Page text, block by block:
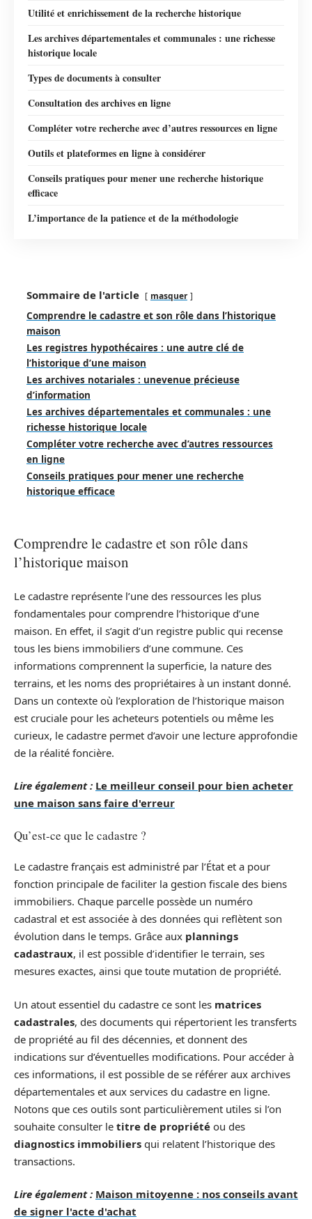
Utilité et enrichissement de la recherche historique
Les archives départementales et communales : une richesse
historique locale
Types de documents à consulter
Consultation des archives en ligne
Compléter votre recherche avec d’autres ressources en ligne
Outils et plateformes en ligne à considérer
Conseils pratiques pour mener une recherche historique
efficace
L’importance de la patience et de la méthodologie
Sommaire de l'article masquer
Comprendre le cadastre et son rôle dans l’historique
maison
Les registres hypothécaires : une autre clé de
l’historique d’une maison
Les archives notariales : unevenue précieuse
d’information
Les archives départementales et communales : une
richesse historique locale
Compléter votre recherche avec d’autres ressources
en ligne
Conseils pratiques pour mener une recherche
historique efficace
Comprendre le cadastre et son rôle dans
l’historique maison
Le cadastre représente l’une des ressources les plus
fondamentales pour comprendre l’historique d’une
maison. En effet, il s’agit d’un registre public qui recense
tous les biens immobiliers d’une commune. Ces
informations comprennent la superficie, la nature des
terrains, et les noms des propriétaires à un instant donné.
Dans un contexte où l’exploration de l’historique maison
est cruciale pour les acheteurs potentiels ou même les
curieux, le cadastre permet d’avoir une lecture approfondie
de la réalité foncière.
Lire également : Le meilleur conseil pour bien acheter
une maison sans faire d'erreur
Qu’est-ce que le cadastre ?
Le cadastre français est administré par l’État et a pour
fonction principale de faciliter la gestion fiscale des biens
immobiliers. Chaque parcelle possède un numéro
cadastral et est associée à des données qui reflètent son
évolution dans le temps. Grâce aux plannings
cadastraux, il est possible d’identifier le terrain, ses
mesures exactes, ainsi que toute mutation de propriété.
Un atout essentiel du cadastre ce sont les matrices
cadastrales, des documents qui répertorient les transferts
de propriété au fil des décennies, et donnent des
indications sur d’éventuelles modifications. Pour accéder à
ces informations, il est possible de se référer aux archives
départementales et aux services du cadastre en ligne.
Notons que ces outils sont particulièrement utiles si l’on
souhaite consulter le titre de propriété ou des
diagnostics immobiliers qui relatent l’historique des
transactions.
Lire également : Maison mitoyenne : nos conseils avant
de signer l'acte d'achat